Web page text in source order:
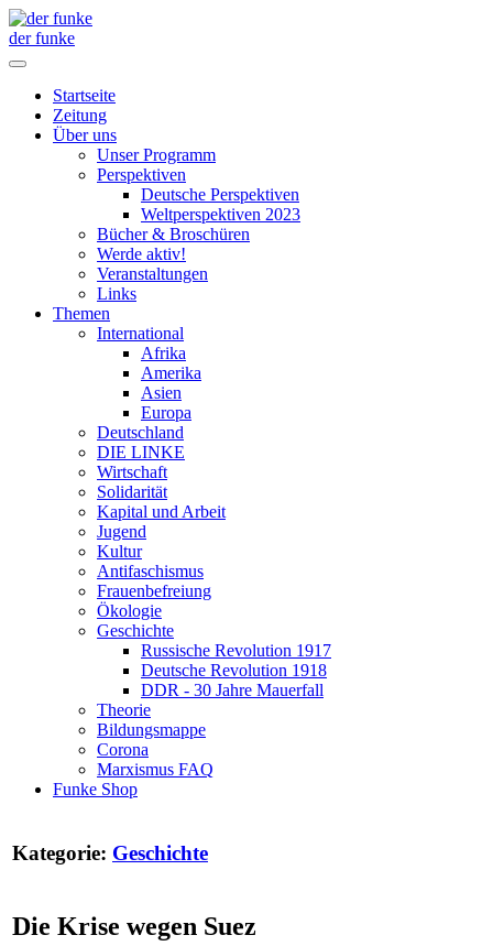
der funke
Startseite
Zeitung
Über uns
Unser Programm
Perspektiven
Deutsche Perspektiven
Weltperspektiven 2023
Bücher & Broschüren
Werde aktiv!
Veranstaltungen
Links
Themen
International
Afrika
Amerika
Asien
Europa
Deutschland
DIE LINKE
Wirtschaft
Solidarität
Kapital und Arbeit
Jugend
Kultur
Antifaschismus
Frauenbefreiung
Ökologie
Geschichte
Russische Revolution 1917
Deutsche Revolution 1918
DDR - 30 Jahre Mauerfall
Theorie
Bildungsmappe
Corona
Marxismus FAQ
Funke Shop
Kategorie: Geschichte
Die Krise wegen Suez